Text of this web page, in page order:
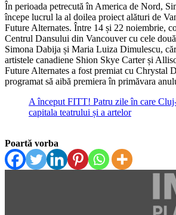
În perioada petrecută în America de Nord,
începe lucrul la al doilea proiect alături de
Future Alternates. Între 14 și 22 noiembrie,
Centrul Dansului din Vancouver cu cele
Simona Dabija și Maria Luiza Dimulescu,
artistele canadiene Shion Skye Carter și
Future Alternates a fost premiat cu Chrystal
programat să aibă premiera în primăvara
A început FITT! Patru zile în care
capitala teatrului și a artelor
Poartă vorba